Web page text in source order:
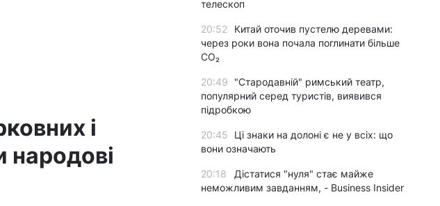
і
народові
телескоп
20:52
Китай оточив пустелю деревами:
через роки вона почала поглинати більше
CO₂
20:49
"Стародавній" римський театр,
популярний серед туристів, виявився
підробкою
20:45
Ці знаки на долоні є не у всіх: що
вони означають
20:18
Дістатися "нуля" стає майже
неможливим завданням, - Business Insider